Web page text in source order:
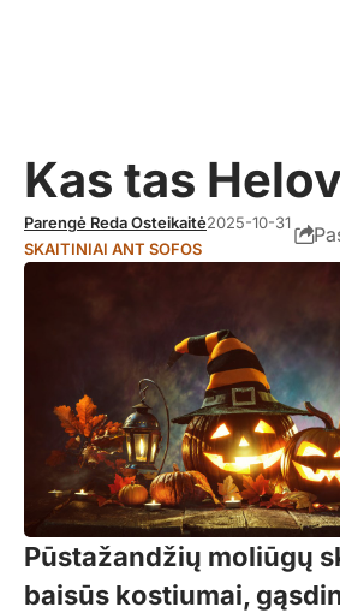
Kas tas
Parengė Reda Osteikaitė2025-10-31
SKAITINIAI ANT SOFOS
Pūstažandžių moliūgų
baisūs kostiumai,